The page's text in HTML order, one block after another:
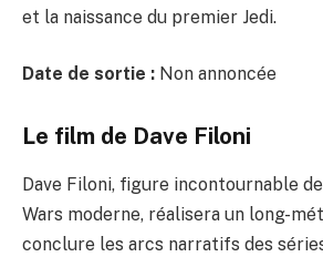
et la naissance du premier Jedi.
Date de sortie : Non annoncée
Le film de Dave Filoni
Dave Filoni, figure incontournable
Wars moderne, réalisera un long-
conclure les arcs narratifs des